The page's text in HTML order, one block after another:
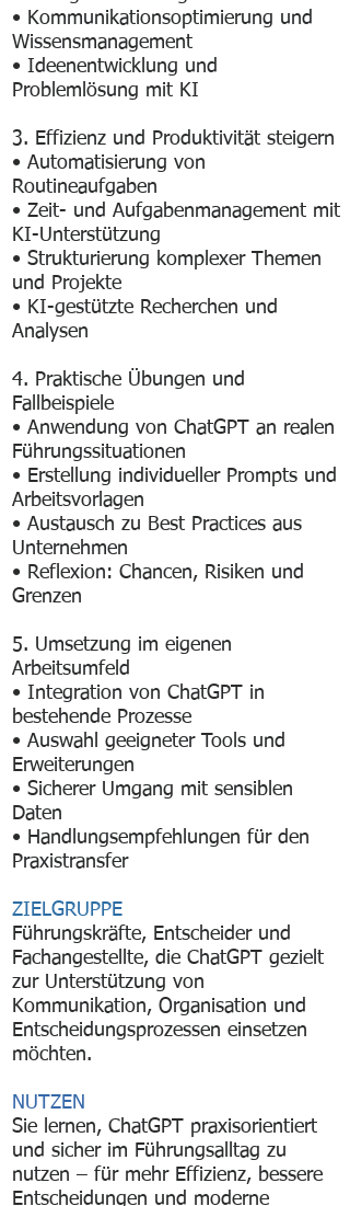
• Kommunikationsoptimierung und
Wissensmanagement
• Ideenentwicklung und
Problemlösung mit KI
3. Effizienz und Produktivität steigern
• Automatisierung von
Routineaufgaben
• Zeit- und Aufgabenmanagement mit
KI-Unterstützung
• Strukturierung komplexer Themen
und Projekte
• KI-gestützte Recherchen und
Analysen
4. Praktische Übungen und
Fallbeispiele
• Anwendung von ChatGPT an realen
Führungssituationen
• Erstellung individueller Prompts und
Arbeitsvorlagen
• Austausch zu Best Practices aus
Unternehmen
• Reflexion: Chancen, Risiken und
Grenzen
5. Umsetzung im eigenen
Arbeitsumfeld
• Integration von ChatGPT in
bestehende Prozesse
• Auswahl geeigneter Tools und
Erweiterungen
• Sicherer Umgang mit sensiblen
Daten
• Handlungsempfehlungen für den
Praxistransfer
ZIELGRUPPE
Führungskräfte, Entscheider und
Fachangestellte, die ChatGPT gezielt
zur Unterstützung von
Kommunikation, Organisation und
Entscheidungsprozessen einsetzen
möchten.
NUTZEN
Sie lernen, ChatGPT praxisorientiert
und sicher im Führungsalltag zu
nutzen – für mehr Effizienz, bessere
Entscheidungen und moderne